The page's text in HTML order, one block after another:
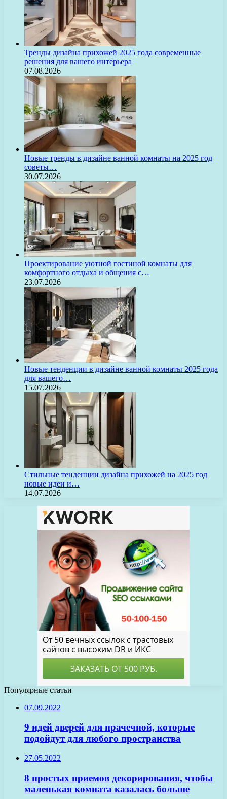
Тренды дизайна прихожей 2025 года современные
решения для вашего интерьера
07.08.2026
Новые тренды в дизайне ванной комнаты на 2025 год
советы…
30.07.2026
Проектирование уютной гостиной комнаты для
комфортного отдыха и общения с…
23.07.2026
Новые тенденции в дизайне ванной комнаты 2025 года
для вашего…
15.07.2026
Стильные тенденции дизайна прихожей на 2025 год
новые идеи и…
14.07.2026
Популярные статьи
07.09.2022
9 идей дверей для прачечной, которые
подойдут для любого пространства
27.05.2022
8 простых приемов декорирования, чтобы
маленькая комната казалась больше